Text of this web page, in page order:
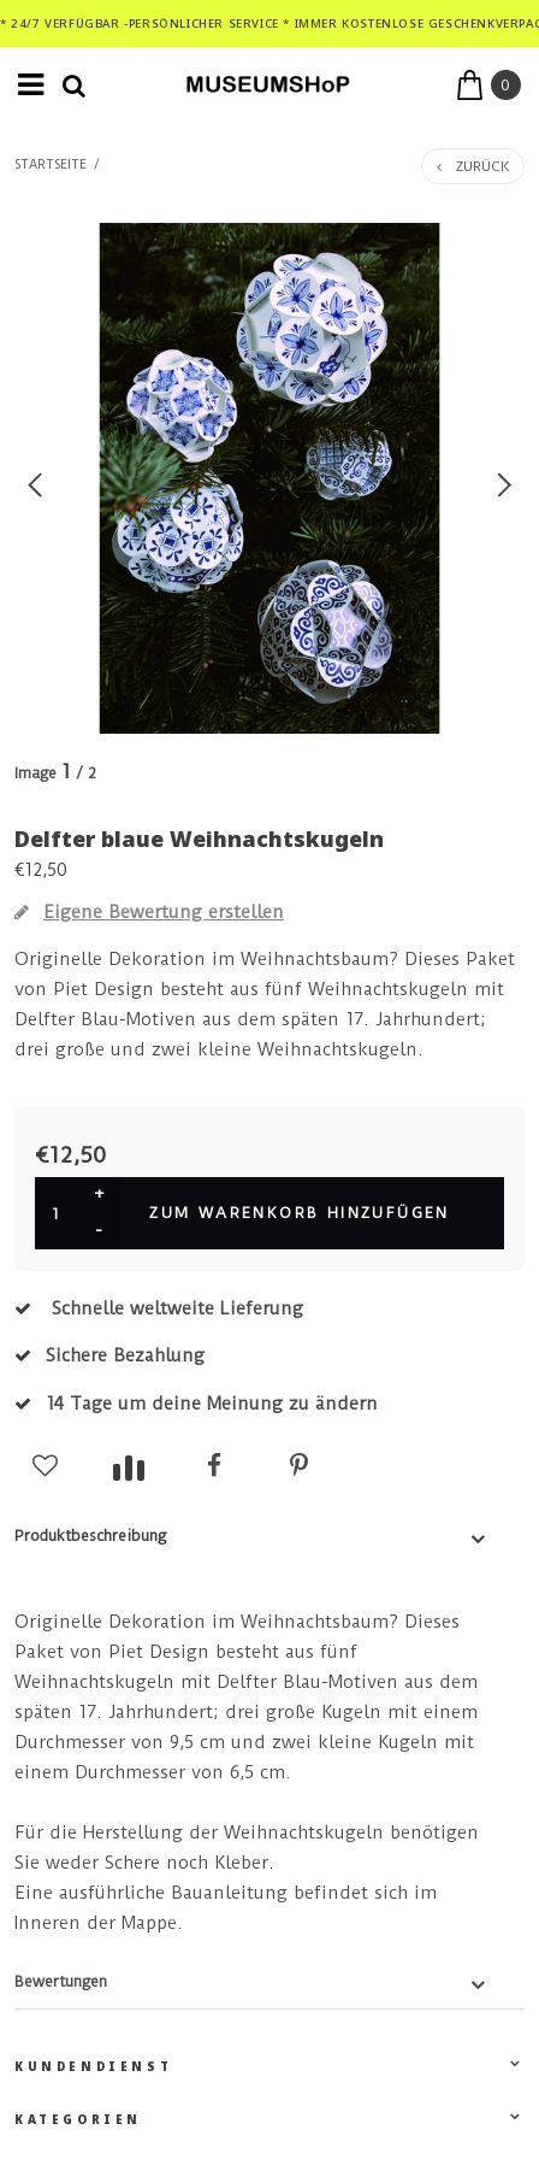
* 24/7 VERFÜGBAR -PERSÖNLICHER SERVICE * IMMER KOSTENLOSE
0
STARTSEITE / ZURÜCK
Image 1 / 2
Delfter blaue Weihnachtskugeln
€12,50
Eigene Bewertung erstellen
Originelle Dekoration im Weihnachtsbaum? Dieses Paket
von Piet Design besteht aus fünf Weihnachtskugeln mit
Delfter Blau-Motiven aus dem späten 17. Jahrhundert;
drei große und zwei kleine Weihnachtskugeln.
€12,50
+
-
ZUM WARENKORB HINZUFÜGEN
Schnelle weltweite Lieferung
Sichere Bezahlung
14 Tage um deine Meinung zu ändern
Produktbeschreibung
Originelle Dekoration im Weihnachtsbaum? Dieses
Paket von Piet Design besteht aus fünf
Weihnachtskugeln mit Delfter Blau-Motiven aus dem
späten 17. Jahrhundert; drei große Kugeln mit einem
Durchmesser von 9,5 cm und zwei kleine Kugeln mit
einem Durchmesser von 6,5 cm.
Für die Herstellung der Weihnachtskugeln benötigen
Sie weder Schere noch Kleber.
Eine ausführliche Bauanleitung befindet sich im
Inneren der Mappe.
Bewertungen
KUNDENDIENST
KATEGORIEN